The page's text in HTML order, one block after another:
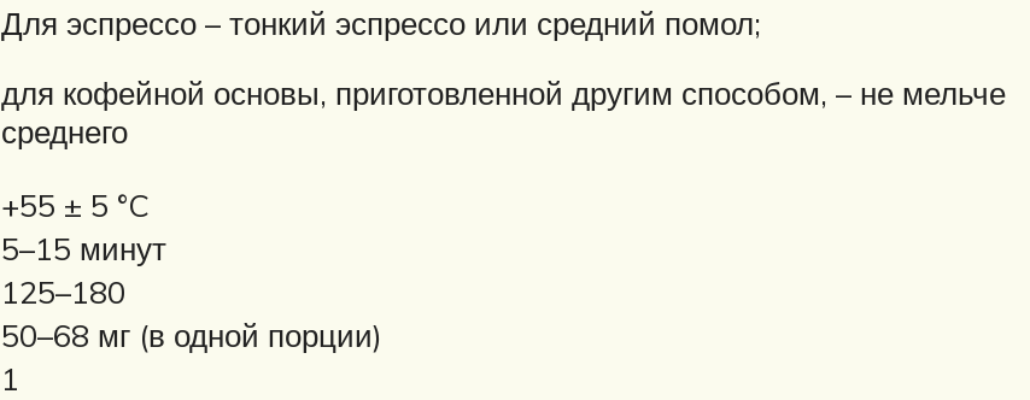
Для эспрессо – тонкий эспрессо или средний помол;
для кофейной основы, приготовленной другим способом, – не мельче
среднего
+55 ± 5 °C
5–15 минут
125–180
50–68 мг (в одной порции)
1